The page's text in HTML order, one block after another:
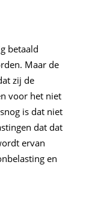
betaald
Maar de
zij de
voor het niet
is dat niet
dat dat
ervan
en